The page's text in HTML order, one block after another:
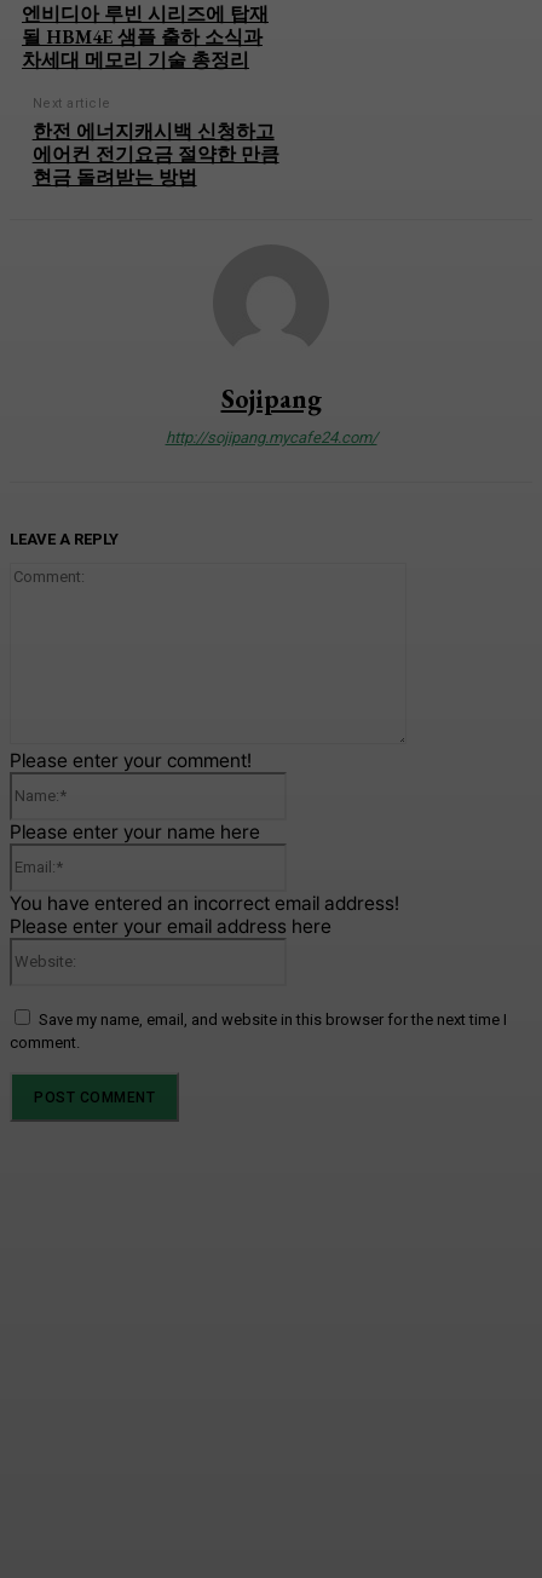
엔비디아 루빈 시리즈에 탑재
될 HBM4E 샘플 출하 소식과
차세대 메모리 기술 총정리
Next article
한전 에너지캐시백 신청하고
에어컨 전기요금 절약한 만큼
현금 돌려받는 방법
Sojipang
http://sojipang.mycafe24.com/
LEAVE A REPLY
Please enter your comment!
Please enter your name here
You have entered an incorrect email address!
Please enter your email address here
Save my name, email, and website in this browser for the next time I
comment.